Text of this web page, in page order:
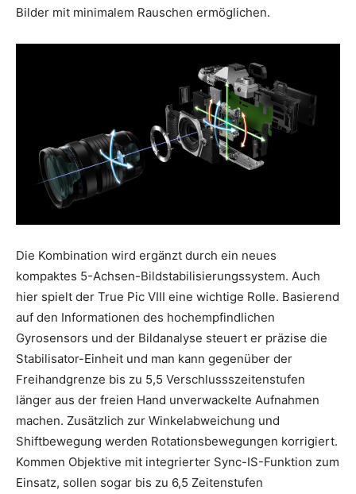
Bilder mit minimalem Rauschen ermöglichen.
Die Kombination wird ergänzt durch ein neues
kompaktes 5-Achsen-Bildstabilisierungssystem. Auch
hier spielt der True Pic VIII eine wichtige Rolle. Basierend
auf den Informationen des hochempfindlichen
Gyrosensors und der Bildanalyse steuert er präzise die
Stabilisator-Einheit und man kann gegenüber der
Freihandgrenze bis zu 5,5 Verschlussszeitenstufen
länger aus der freien Hand unverwackelte Aufnahmen
machen. Zusätzlich zur Winkelabweichung und
Shiftbewegung werden Rotationsbewegungen korrigiert.
Kommen Objektive mit integrierter Sync-IS-Funktion zum
Einsatz, sollen sogar bis zu 6,5 Zeitenstufen